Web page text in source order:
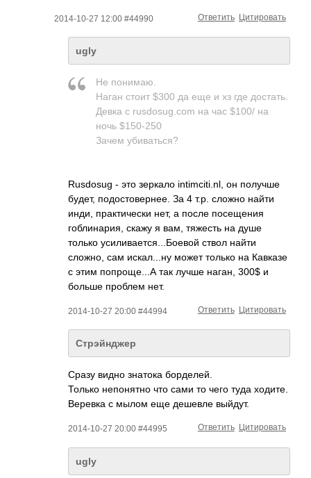
2014-10-27 12:00 #44990 Цитировать
Ответить
ugly
Не понимаю.
Наган стоит $300 да еще и хз где достать.
Девка с rusdosug.com на час $100/ на
ночь $150-250
Зачем убиваться?
Rusdosug - это зеркало intimciti.nl, он получше
будет, подостовернее. За 4 т.р. сложно найти
инди, практически нет, а после посещения
гоблинария, скажу я вам, тяжесть на душе
только усиливается...Бо­евой ствол найти
сложно, сам искал...ну может только на Кавказе
с этим попроще...А так лучше наган, 300$ и
больше проблем нет.
2014-10-27 20:00 #44994 Цитировать
Ответить
Стрэйнджер
Сразу видно знатока борделей.
Только непонятно что сами то чего туда ходите.
Веревка с мылом еще дешевле выйдут.
2014-10-27 20:00 #44995 Цитировать
Ответить
ugly